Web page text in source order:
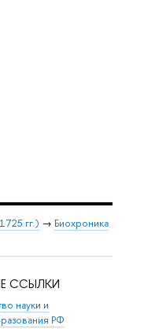
гг.) → Биохроника
ССЫЛКИ
науки и
РФ